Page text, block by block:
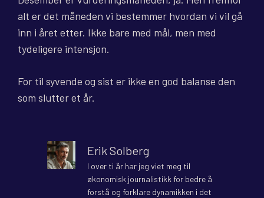
alt er det måneden vi bestemmer hvordan vi vil gå
inn i året etter. Ikke bare med mål, men med
tydeligere intensjon.
For til syvende og sist er ikke en god balanse den
som slutter et år.
Erik Solberg
I over ti år har jeg viet meg til
økonomisk journalistikk for bedre å
forstå og forklare dynamikken i det